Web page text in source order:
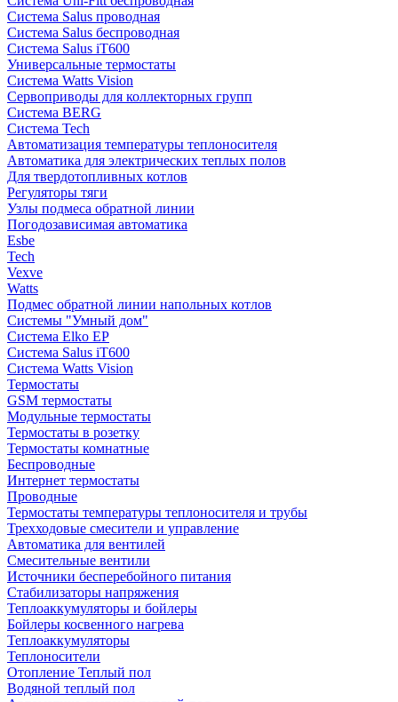
Система Salus проводная
Система Salus беспроводная
Система Salus iT600
Универсальные термостаты
Система Watts Vision
Сервоприводы для коллекторных групп
Система BERG
Система Tech
Автоматизация температуры теплоносителя
Автоматика для электрических теплых полов
Для твердотопливных котлов
Регуляторы тяги
Узлы подмеса обратной линии
Погодозависимая автоматика
Esbe
Tech
Vexve
Watts
Подмес обратной линии напольных котлов
Системы "Умный дом"
Система Elko EP
Система Salus iT600
Система Watts Vision
Термостаты
GSM термостаты
Модульные термостаты
Термостаты в розетку
Термостаты комнатные
Беспроводные
Интернет термостаты
Проводные
Термостаты температуры теплоносителя и трубы
Трехходовые смесители и управление
Автоматика для вентилей
Смесительные вентили
Источники бесперебойного питания
Стабилизаторы напряжения
Теплоаккумуляторы и бойлеры
Бойлеры косвенного нагрева
Теплоаккумуляторы
Теплоносители
Отопление Теплый пол
Водяной теплый пол